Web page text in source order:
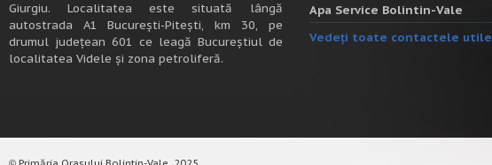
Giurgiu. Localitatea este situată lângă
autostrada A1 Bucureşti-Piteşti, km 30, pe
drumul judeţean 601 ce leagă Bucureştiul de
localitatea Videle şi zona petroliferă.
Apa Service Bolintin-Vale
Vedeți toate contactele utile